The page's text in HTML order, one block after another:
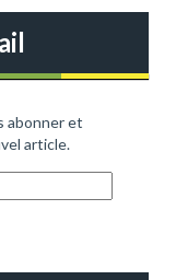
abonner et
article.